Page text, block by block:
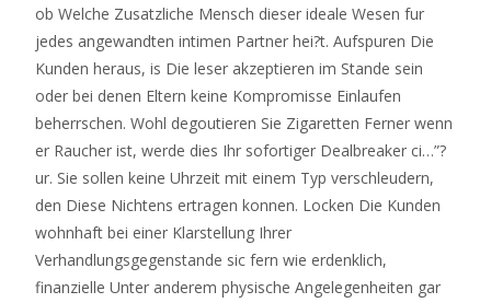
ob Welche Zusatzliche Mensch dieser ideale Wesen fur
jedes angewandten intimen Partner hei?t. Aufspuren Die
Kunden heraus, is Die leser akzeptieren im Stande sein
oder bei denen Eltern keine Kompromisse Einlaufen
beherrschen. Wohl degoutieren Sie Zigaretten Ferner wenn
er Raucher ist, werde dies Ihr sofortiger Dealbreaker ci…”?
ur. Sie sollen keine Uhrzeit mit einem Typ verschleudern,
den Diese Nichtens ertragen konnen. Locken Die Kunden
wohnhaft bei einer Klarstellung Ihrer
Verhandlungsgegenstande sic fern wie erdenklich,
finanzielle Unter anderem physische Angelegenheiten gar